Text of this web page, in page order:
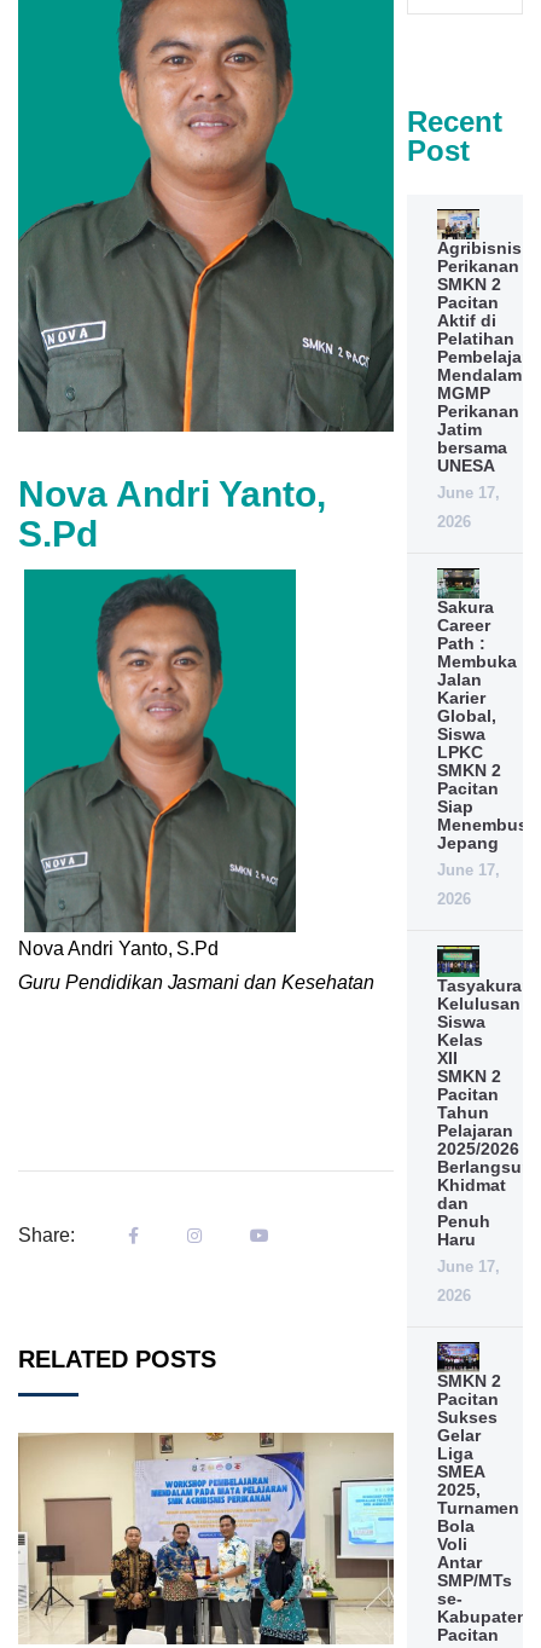
Nova Andri Yanto,
S.Pd
Nova Andri Yanto, S.Pd
Guru Pendidikan Jasmani dan Kesehatan
Share:
RELATED POSTS
Recent
Post
Agribisnis
Perikanan
SMKN 2
Pacitan
Aktif di
Pelatihan
Mendalam
MGMP
Perikanan
Jatim
bersama
UNESA
June 17,
2026
Sakura
Career
Path :
Membuka
Jalan
Karier
Global,
Siswa
LPKC
SMKN 2
Pacitan
Siap
Menembus
Jepang
June 17,
2026
Tasyakuran
Kelulusan
Siswa
Kelas
XII
SMKN 2
Pacitan
Tahun
Pelajaran
2025/2026
Khidmat
dan
Penuh
Haru
June 17,
2026
SMKN 2
Pacitan
Sukses
Gelar
Liga
SMEA
2025,
Turnamen
Bola
Voli
Antar
SMP/MTs
se-
Kabupaten
Pacitan